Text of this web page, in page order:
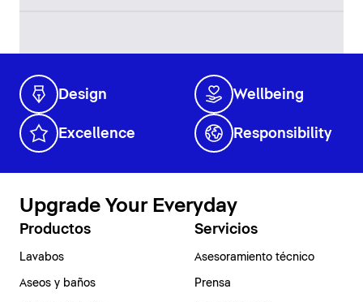
Design Wellbeing
Excellence Responsibility
Upgrade Your Everyday
Productos
Lavabos
Aseos y baños
Servicios
Asesoramiento técnico
Prensa